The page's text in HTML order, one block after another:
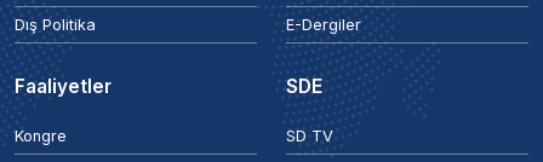
Dış Politika
E-Dergiler
Faaliyetler
Kongre
SDE
SD TV